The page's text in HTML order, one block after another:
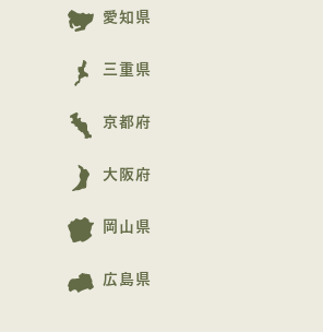
愛知県
三重県
京都府
大阪府
岡山県
広島県